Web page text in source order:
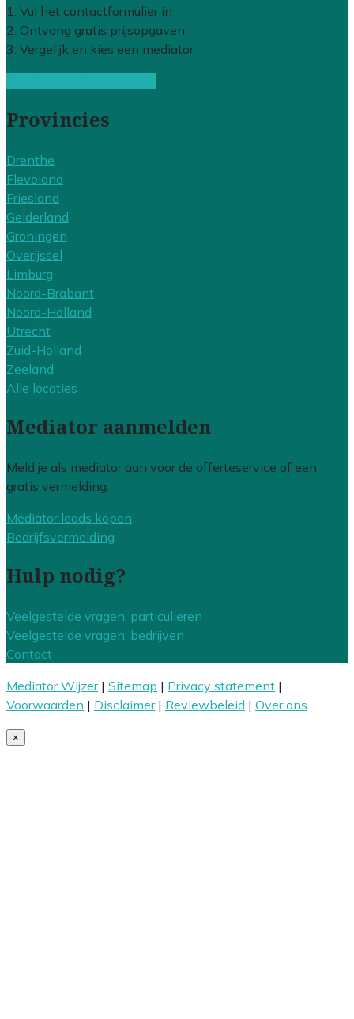
1. Vul het contactformulier in
2. Ontvang gratis prijsopgaven
3. Vergelijk en kies een mediator
Provincies
Drenthe
Flevoland
Friesland
Gelderland
Groningen
Overijssel
Limburg
Noord-Brabant
Noord-Holland
Utrecht
Zuid-Holland
Zeeland
Alle locaties
Mediator aanmelden
Meld je als mediator aan voor de offerteservice of een
gratis vermelding.
Mediator leads kopen
Bedrijfsvermelding
Hulp nodig?
Veelgestelde vragen: particulieren
Veelgestelde vragen: bedrijven
Contact
Mediator Wijzer| Sitemap | Privacy statement |
Voorwaarden | Disclaimer| Reviewbeleid | Over ons
×